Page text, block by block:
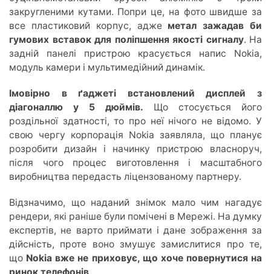
закругленими кутами. Попри це, на фото швидше за
все пластиковий корпус, адже метал зажадав би
гумових вставок для поліпшення якості сигналу. На
задній панелі пристрою красується напис Nokia,
модуль камери і мультимедійний динамік.
Імовірно в ґаджеті встановлений дисплей з
діагоналлю у 5 дюймів. Що стосується його
роздільної здатності, то про неї нічого не відомо. У
свою чергу корпорація Nokia заявляла, що планує
розробити дизайн і начинку пристрою власноруч,
після чого процес виготовлення і масштабного
виробництва передасть ліцензованому партнеру.
Відзначимо, що наданий знімок мало чим нагадує
рендери, які раніше були помічені в Мережі. На думку
експертів, не варто приймати і дане зображення за
дійсність, проте воно змушує замислитися про те,
що Nokia вже не приховує, що хоче повернутися на
ринок телефонів